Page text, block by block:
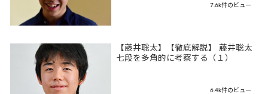
7.6k件のビュー
【藤井聡太】【徹底解説】 藤井聡太
七段を多角的に考察する（１）
6.4k件のビュー